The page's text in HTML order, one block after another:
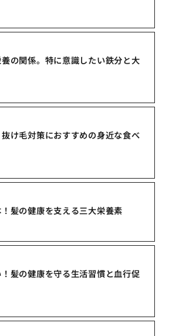
の関係。特に意識したい鉄分と大
け毛対策におすすめの身近な食べ
髪の健康を支える三大栄養素
髪の健康を守る生活習慣と血行促